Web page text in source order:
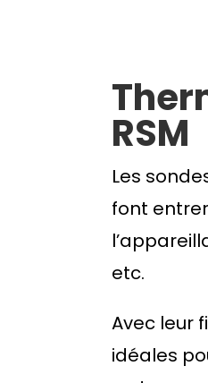
RSM
Les
font
etc.
Avec leur
idéales